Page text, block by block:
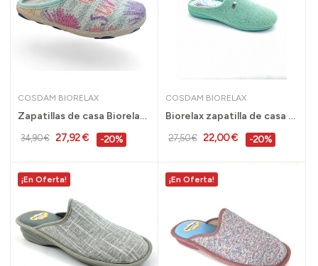
COSDAM BIORELAX
Zapatillas de casa Biorelax plantilla extraible...
34,90 € 27,92 € -20%
COSDAM BIORELAX
Biorelax zapatilla de casa mujer con plantilla...
27,50 € 22,00 € -20%
¡En Oferta! ¡En Oferta!